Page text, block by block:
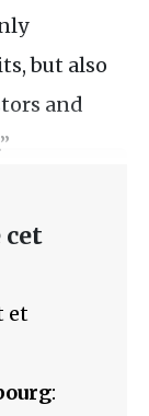
but also
and
cet
et
: